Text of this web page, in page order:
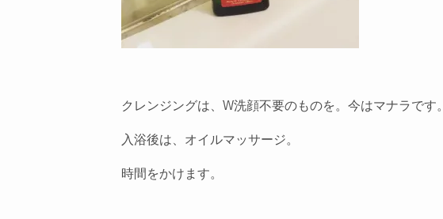
クレンジングは、W洗顔不要のものを。今はマナラです。
入浴後は、オイルマッサージ。
時間をかけます。